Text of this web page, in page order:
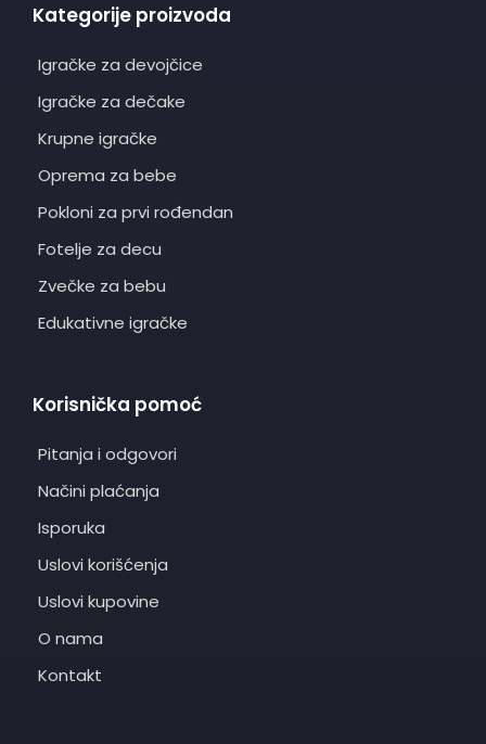
Kategorije proizvoda
Igračke za devojčice
Igračke za dečake
Krupne igračke
Oprema za bebe
Pokloni za prvi rođendan
Fotelje za decu
Zvečke za bebu
Edukativne igračke
Korisnička pomoć
Pitanja i odgovori
Načini plaćanja
Isporuka
Uslovi korišćenja
Uslovi kupovine
O nama
Kontakt